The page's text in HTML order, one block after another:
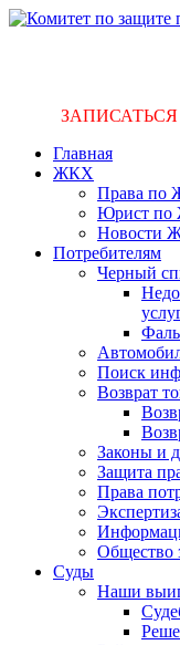
ЗАПИСАТЬСЯ
Главная
ЖКХ
Права по
Юрист
Новости
Потребителям
Черный
Поиск
Возврат
Законы и
Защита
Права
Общество
Суды
Наши